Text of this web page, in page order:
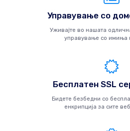
Управување со
Уживајте во нашата
управување со имиња
Бесплатен SSL
Бидете безбедни со
енкрипција за сите